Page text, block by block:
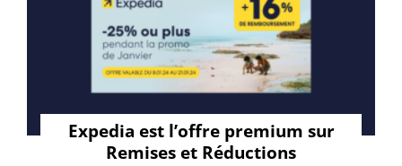
Expedia est l’offre premium sur
Remises et Réductions